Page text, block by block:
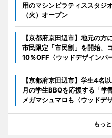
用のマシンピラティススタ
（火）オープン
【京都府京田辺市】地元の
市民限定「市民割」を開始、
10％OFF〈ウッドデザインパ
【京都府京田辺市】学生4名
月の学生BBQを応援する「学
メガマシュマロも〈ウッドデ
もっ